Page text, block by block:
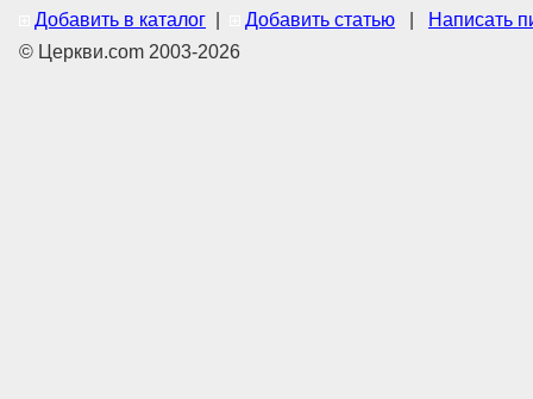
Добавить в каталог Добавить статью
Написать
© Церкви.com 2003-2026